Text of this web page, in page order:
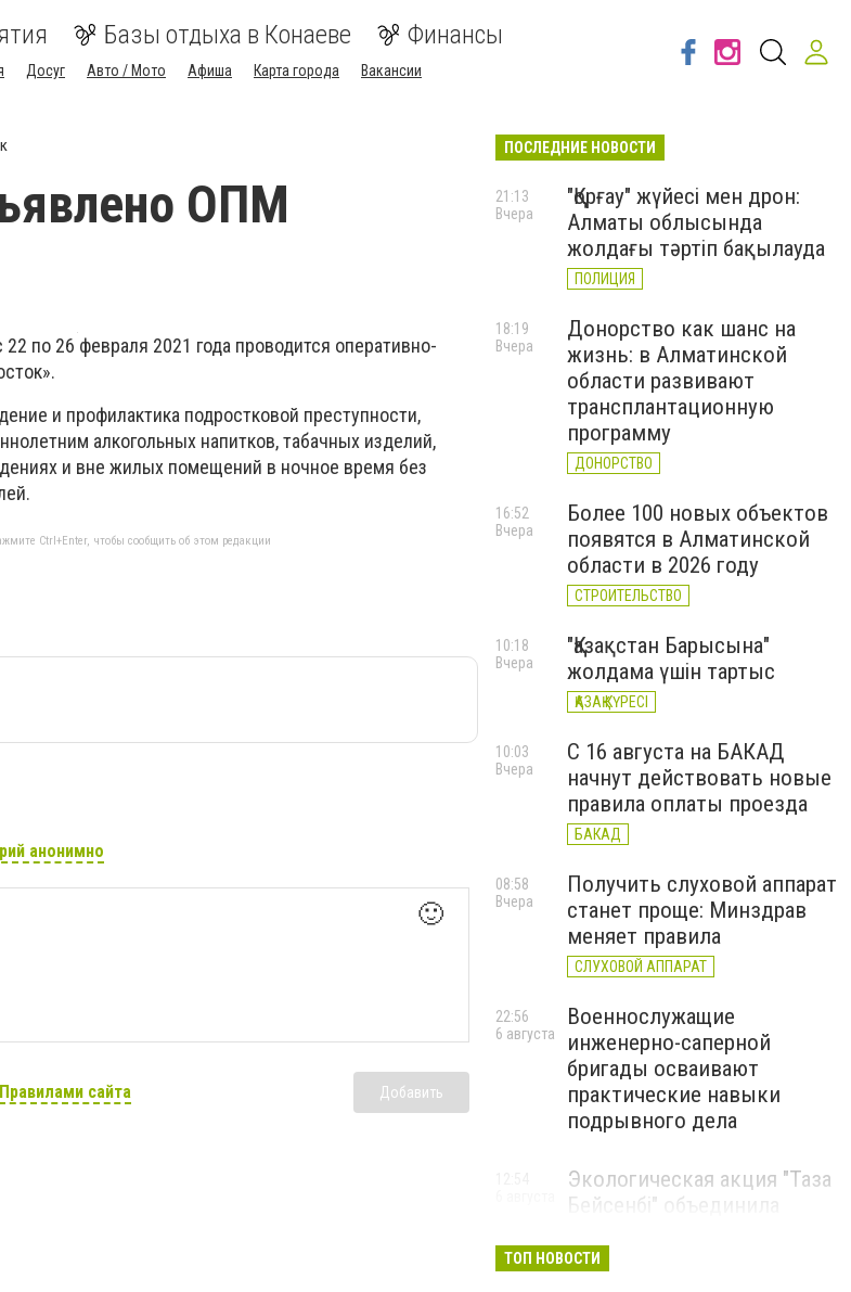
Базы отдыха в Конаеве Финансы
Досуг Авто / Мото Афиша Карта города Вакансии
ОПМ
по 26 февраля 2021 года проводится оперативно-
и профилактика подростковой преступности,
алкогольных напитков, табачных изделий,
и вне жилых помещений в ночное время без
Ctrl+Enter, чтобы сообщить об этом редакции
анонимно
🙂
Правилами сайта Добавить
ПОСЛЕДНИЕ НОВОСТИ
"Қорғау" жүйесі мен дрон:
Алматы облысында
жолдағы тәртіп бақылауда
ПОЛИЦИЯ
21:13
Вчера
Донорство как шанс на
жизнь: в Алматинской
области развивают
трансплантационную
программу
ДОНОРСТВО
18:19
Вчера
Более 100 новых объектов
появятся в Алматинской
области в 2026 году
СТРОИТЕЛЬСТВО
16:52
Вчера
"Қазақстан Барысына"
жолдама үшін тартыс
ҚАЗАҚ КҮРЕСІ
10:18
Вчера
С 16 августа на БАКАД
начнут действовать новые
правила оплаты проезда
БАКАД
10:03
Вчера
Получить слуховой аппарат
станет проще: Минздрав
меняет правила
СЛУХОВОЙ АППАРАТ
08:58
Вчера
Военнослужащие
инженерно-саперной
бригады осваивают
практические навыки
подрывного дела
22:56
6 августа
Экологическая акция "Таза
Бейсенбі" объединила
Алматинской области
ТОП НОВОСТИ